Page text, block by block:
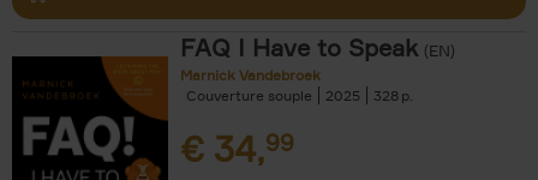
FAQ I Have to Speak (EN)
Marnick Vandebroek
Couverture souple
2025 328
€ 34,99